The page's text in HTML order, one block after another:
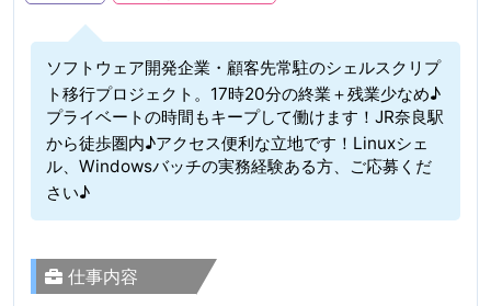
ソフトウェア開発企業・顧客先常駐のシェルスクリプ
ト移行プロジェクト。17時20分の終業＋残業少なめ♪
プライベートの時間もキープして働けます！JR奈良駅
から徒歩圏内♪アクセス便利な立地です！Linuxシェ
ル、Windowsバッチの実務経験ある方、ご応募くだ
さい♪
仕事内容